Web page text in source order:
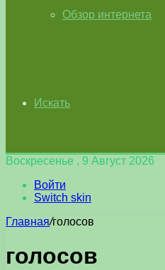
Обзор интернета
Искать
Воскресенье , 9 Август 2026
Войти
Switch skin
Главная/голосов
голосов